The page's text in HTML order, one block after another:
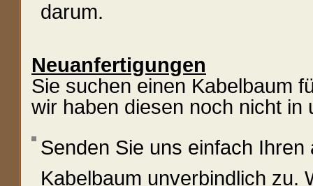
darum.
Neuanfertigungen
Sie suchen einen Kabelbaum
wir haben diesen noch nicht in
Senden Sie uns einfach
Kabelbaum unverbindlich zu.